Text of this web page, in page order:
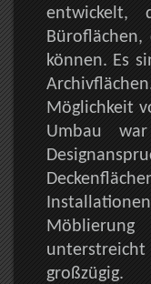
entwickelt,
können. Es
Möglichkeit
Umbau
Möblierung
großzügig.